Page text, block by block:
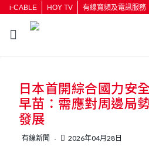
i-CABLE HOY TV 有線寬頻及電訊服務
按輸入鍵開始
日本首開綜合國力安
早苗：需應對周邊局
發展
有線新聞 2026年04月28日